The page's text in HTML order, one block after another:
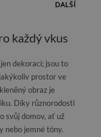
DALŠÍ
každý vkus
dekorací; jsou to
prostor ve
obraz je
Díky různorodosti
svůj domov, ať už
nebo jemné tóny.